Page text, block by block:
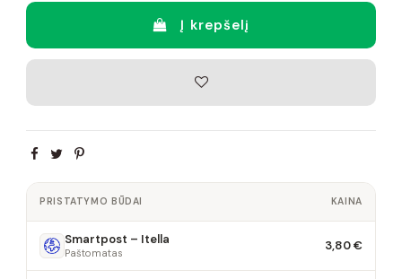
Į krepšelį
PRISTATYMO BŪDAI KAINA
Smartpost – Itella
Paštomatas 3,80 €